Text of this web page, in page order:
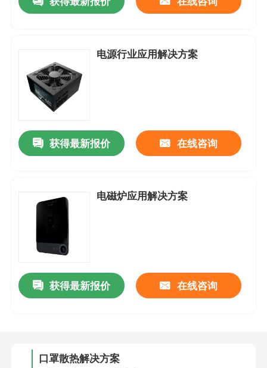
AC-交流机风扇
EC-轴流风扇
风扇配件
电源行业应用解决方案
获得最新报价 在线咨询
电磁炉应用解决方案
获得最新报价 在线咨询
口罩散热解决方案